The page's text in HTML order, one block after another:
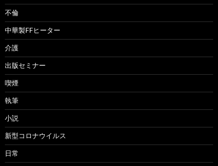
不倫
中華製FFヒーター
介護
出版セミナー
喫煙
執筆
小説
新型コロナウイルス
日常